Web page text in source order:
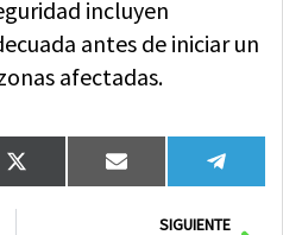
incluyen
antes de iniciar un
afectadas.
Compartir
en
X
(Twitter)
Compartir
en
Email
en
SIGUIENTE